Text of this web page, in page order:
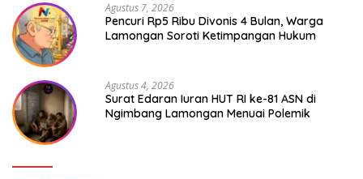
Agustus 7, 2026
Pencuri Rp5 Ribu Divonis 4 Bulan, Warga
Lamongan Soroti Ketimpangan Hukum
Agustus 4, 2026
Surat Edaran Iuran HUT RI ke-81 ASN di
Ngimbang Lamongan Menuai Polemik